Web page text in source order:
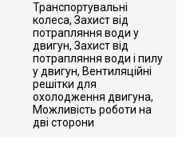
Транспортувальні
колеса, Захист від
потрапляння води у
двигун, Захист від
потрапляння води і пилу
у двигун, Вентиляційні
решітки для
охолодження двигуна,
Можливість роботи на
дві сторони